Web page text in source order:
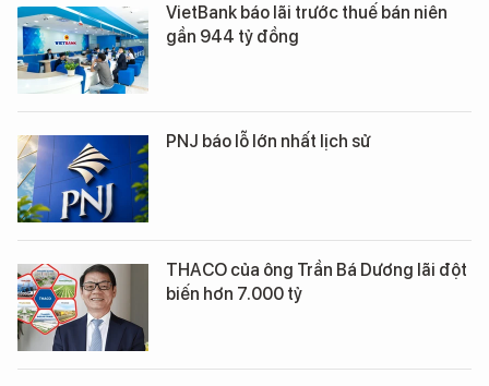
VietBank báo lãi trước thuế bán niên
gần 944 tỷ đồng
PNJ báo lỗ lớn nhất lịch sử
THACO của ông Trần Bá Dương lãi đột
biến hơn 7.000 tỷ